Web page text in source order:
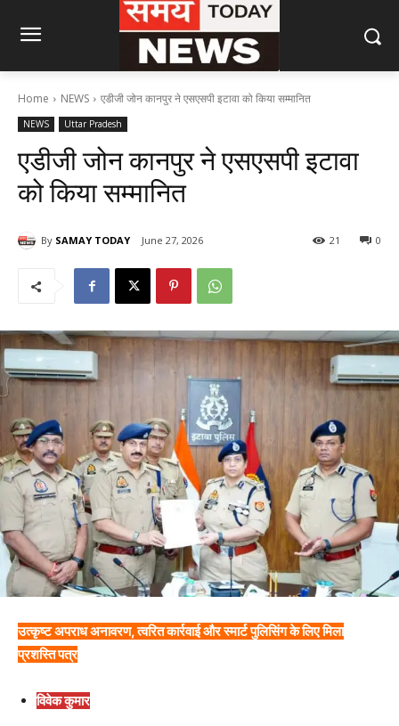
Home NEWS एडीजी जोन कानपुर ने एसएसपी इटावा को किया सम्मानित
NEWS Uttar Pradesh
एडीजी जोन कानपुर ने एसएसपी इटावा
को किया सम्मानित
By SAMAY TODAY June 27, 2026 0
21
उत्कृष्ट अपराध अनावरण, त्वरित कार्रवाई और स्मार्ट पुलिसिंग के लिए मिला
प्रशस्ति पत्र
विवेक कुमार